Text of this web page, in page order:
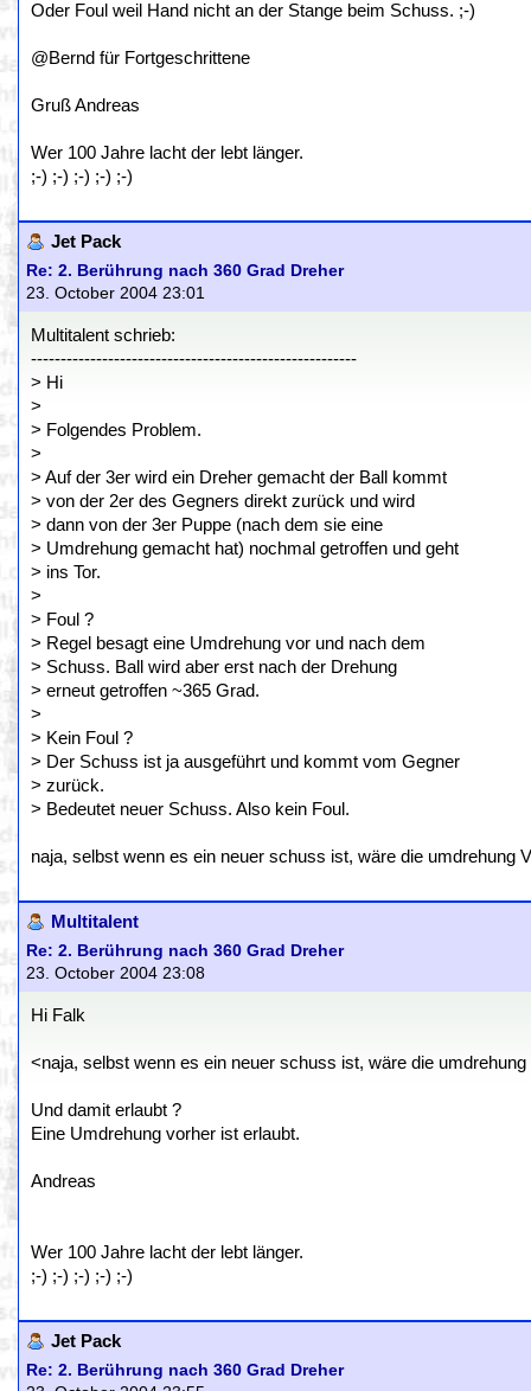
Oder Foul weil Hand nicht an der Stange beim Schuss. ;-)
@Bernd für Fortgeschrittene
Gruß Andreas
Wer 100 Jahre lacht der lebt länger.
;-) ;-) ;-) ;-) ;-)
Jet Pack
Re: 2. Berührung nach 360 Grad Dreher
23. October 2004 23:01
Multitalent schrieb:
-------------------------------------------------------
> Hi
>
> Folgendes Problem.
>
> Auf der 3er wird ein Dreher gemacht der Ball kommt
> von der 2er des Gegners direkt zurück und wird
> dann von der 3er Puppe (nach dem sie eine
> Umdrehung gemacht hat) nochmal getroffen und geht
> ins Tor.
>
> Foul ?
> Regel besagt eine Umdrehung vor und nach dem
> Schuss. Ball wird aber erst nach der Drehung
> erneut getroffen ~365 Grad.
>
> Kein Foul ?
> Der Schuss ist ja ausgeführt und kommt vom Gegner
> zurück.
> Bedeutet neuer Schuss. Also kein Foul.
naja, selbst wenn es ein neuer schuss ist, wäre die umdrehung
Multitalent
Re: 2. Berührung nach 360 Grad Dreher
23. October 2004 23:08
Hi Falk
<naja, selbst wenn es ein neuer schuss ist, wäre die
Und damit erlaubt ?
Eine Umdrehung vorher ist erlaubt.
Andreas
Wer 100 Jahre lacht der lebt länger.
;-) ;-) ;-) ;-) ;-)
Jet Pack
Re: 2. Berührung nach 360 Grad Dreher